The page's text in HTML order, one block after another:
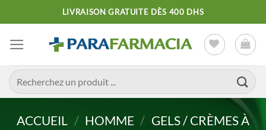
au
contenu
LIVRAISON GRATUITE DÈS 400 DHS
Recherche
pour :
ACCUEIL / HOMME / GELS / CRÈMES À